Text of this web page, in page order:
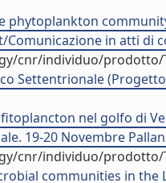
phytoplankton
Comunicazione in atti di
cnr/individuo/prodotto/
Settentrionale
nel golfo di
19-20 Novembre
cnr/individuo/prodotto/
communities in the